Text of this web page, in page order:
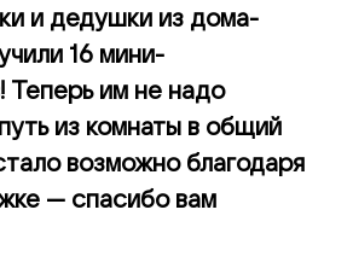
и дедушки из дома-
16 мини-
Теперь им не надо
из комнаты в общий
возможно благодаря
— спасибо вам